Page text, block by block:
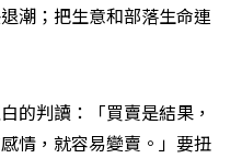
潮；把生意和部落生命連
的判讀：「買賣是結果，
情，就容易變賣。」要扭